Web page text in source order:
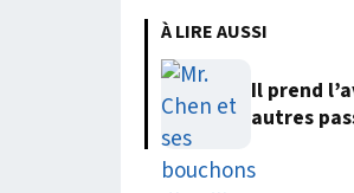
À LIRE AUSSI
Il prend
autres